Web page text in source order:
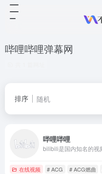
哔哩哔哩弹幕网
排序 随机
哔哩哔哩
在线视频 # ACG # ACG燃曲